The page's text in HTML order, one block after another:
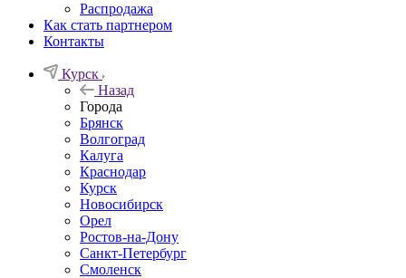
Распродажа
Как стать партнером
Контакты
Курск
Назад
Города
Брянск
Волгоград
Калуга
Краснодар
Курск
Новосибирск
Орел
Ростов-на-Дону
Санкт-Петербург
Смоленск